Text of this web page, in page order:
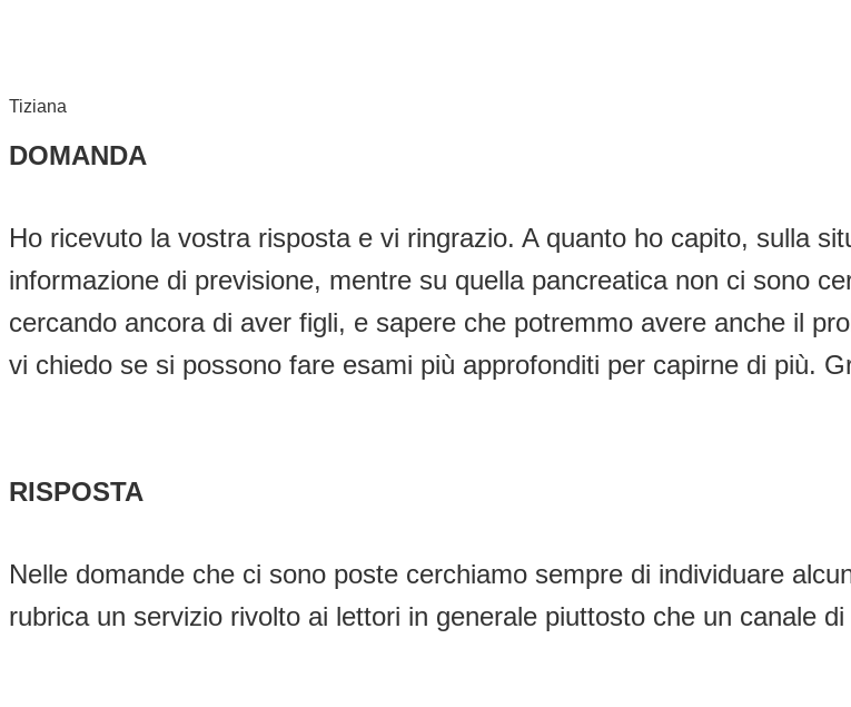
Tiziana
DOMANDA
Ho ricevuto la vostra risposta e vi ringrazio. A quanto ho capito, sulla
informazione di previsione, mentre su quella pancreatica non ci sono
cercando ancora di aver figli, e sapere che potremmo avere anche il
vi chiedo se si possono fare esami più approfonditi per capirne di più.
RISPOSTA
Nelle domande che ci sono poste cerchiamo sempre di individuare
rubrica un servizio rivolto ai lettori in generale piuttosto che un canale